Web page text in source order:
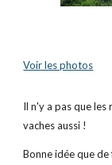
Voir les photos
Il n'y a pas que les
vaches aussi !
Bonne idée que